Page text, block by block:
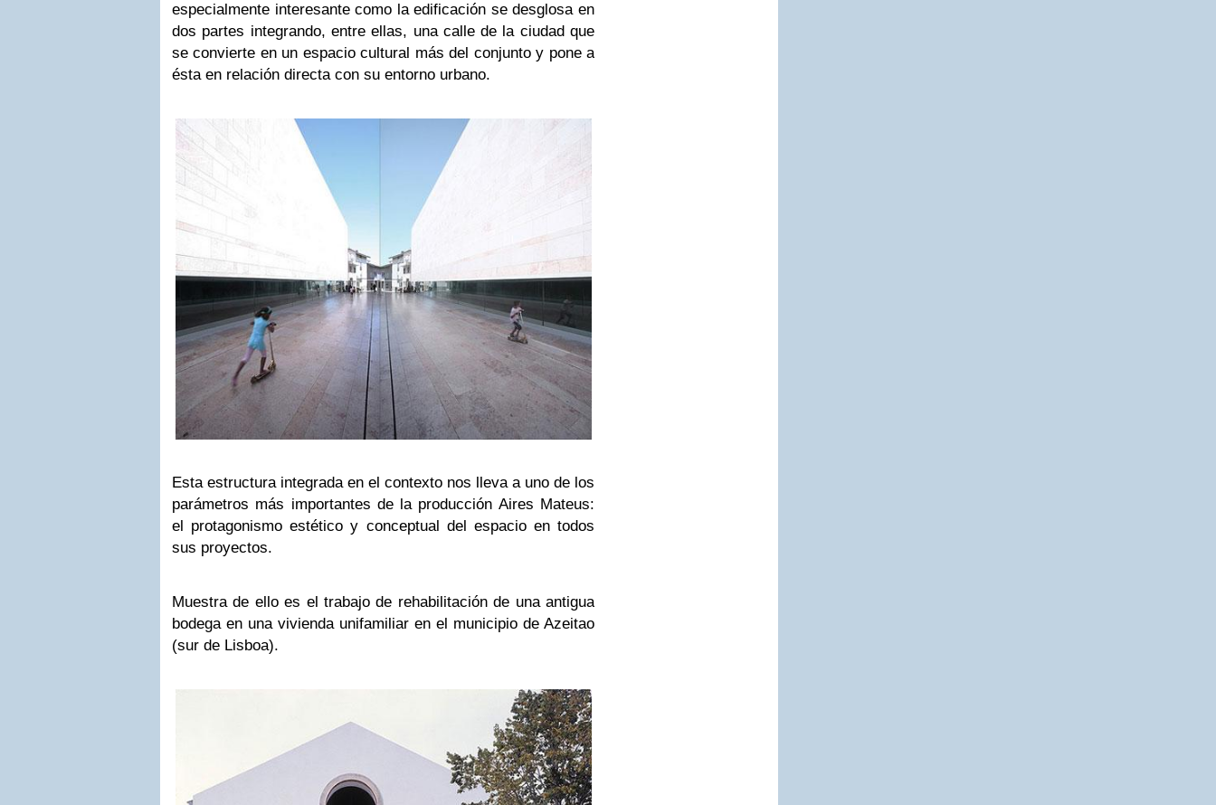
especialmente interesante como la edificación se desglosa en
dos partes integrando, entre ellas, una calle de la ciudad que
se convierte en un espacio cultural más del conjunto y pone a
ésta en relación directa con su entorno urbano.
Esta estructura integrada en el contexto nos lleva a uno de los
parámetros más importantes de la producción Aires Mateus:
el protagonismo estético y conceptual del espacio en todos
sus proyectos.
Muestra de ello es el trabajo de rehabilitación de una antigua
bodega en una vivienda unifamiliar en el municipio de Azeitao
(sur de Lisboa).